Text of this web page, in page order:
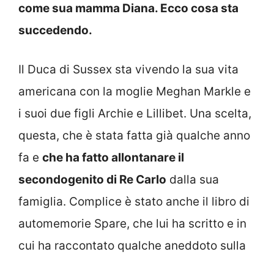
come sua mamma Diana. Ecco cosa sta
succedendo.
Il Duca di Sussex sta vivendo la sua vita
americana con la moglie Meghan Markle e
i suoi due figli Archie e Lillibet. Una scelta,
questa, che è stata fatta già qualche anno
fa e che ha fatto allontanare il
secondogenito di Re Carlo dalla sua
famiglia. Complice è stato anche il libro di
automemorie Spare, che lui ha scritto e in
cui ha raccontato qualche aneddoto sulla